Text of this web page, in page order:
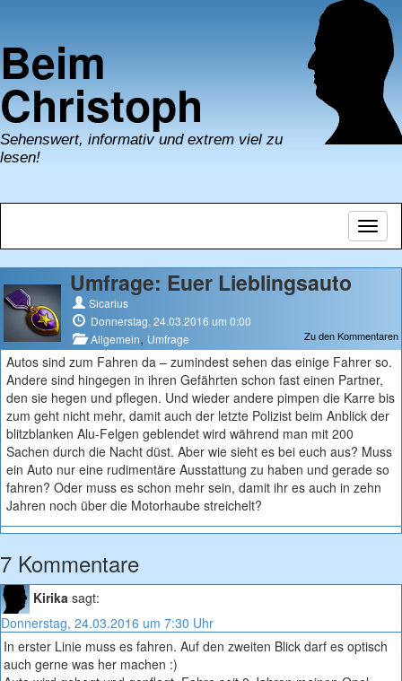
Beim
Christoph
Sehenswert, informativ und extrem viel zu
lesen!
Umfrage: Euer Lieblingsauto
Sicarius
Donnerstag, 24.03.2016 um 0:00
Zu den Kommentaren
Allgemein, Umfrage
Autos sind zum Fahren da – zumindest sehen das einige Fahrer so.
Andere sind hingegen in ihren Gefährten schon fast einen Partner,
den sie hegen und pflegen. Und wieder andere pimpen die Karre bis
zum geht nicht mehr, damit auch der letzte Polizist beim Anblick der
blitzblanken Alu-Felgen geblendet wird während man mit 200
Sachen durch die Nacht düst. Aber wie sieht es bei euch aus? Muss
ein Auto nur eine rudimentäre Ausstattung zu haben und gerade so
fahren? Oder muss es schon mehr sein, damit ihr es auch in zehn
Jahren noch über die Motorhaube streichelt?
7 Kommentare
Kirika sagt:
Donnerstag, 24.03.2016 um 7:30 Uhr
In erster Linie muss es fahren. Auf den zweiten Blick darf es optisch
auch gerne was her machen :)